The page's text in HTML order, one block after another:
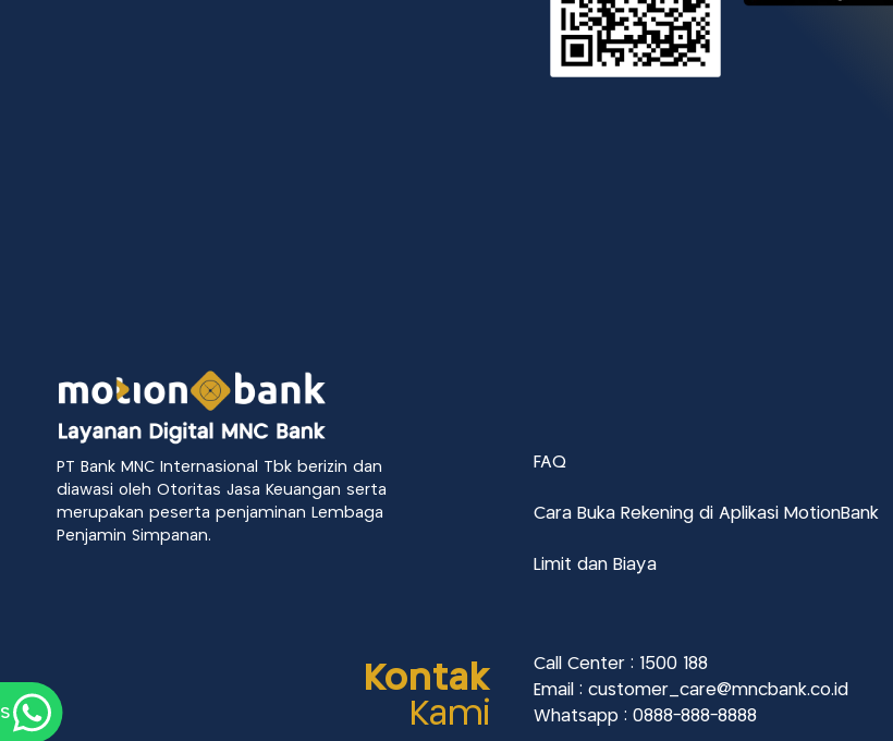
PT Bank MNC Internasional Tbk berizin dan
diawasi oleh Otoritas Jasa Keuangan serta
merupakan peserta penjaminan Lembaga
Penjamin Simpanan.
FAQ
Cara Buka Rekening di Aplikasi MotionBank
Limit dan Biaya
Kontak
Kami
Call Center : 1500 188
Email : customer_care@mncbank.co.id
Whatsapp : 0888-888-8888